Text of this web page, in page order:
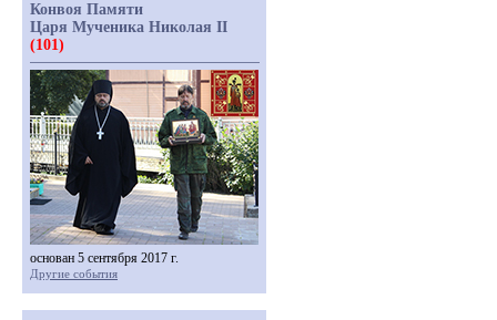
Конвоя Памяти
Царя Мученика Николая II
(101)
основан 5 сентября 2017 г.
Другие события